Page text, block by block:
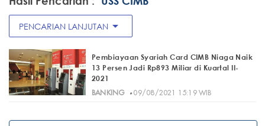
PENCARIAN LANJUTAN arrow_drop_down
Pembiayaan Syariah Card CIMB Niaga Naik
13 Persen Jadi Rp893 Miliar di Kuartal II-
2021
BANKING· 09/08/2021 15:19 WIB